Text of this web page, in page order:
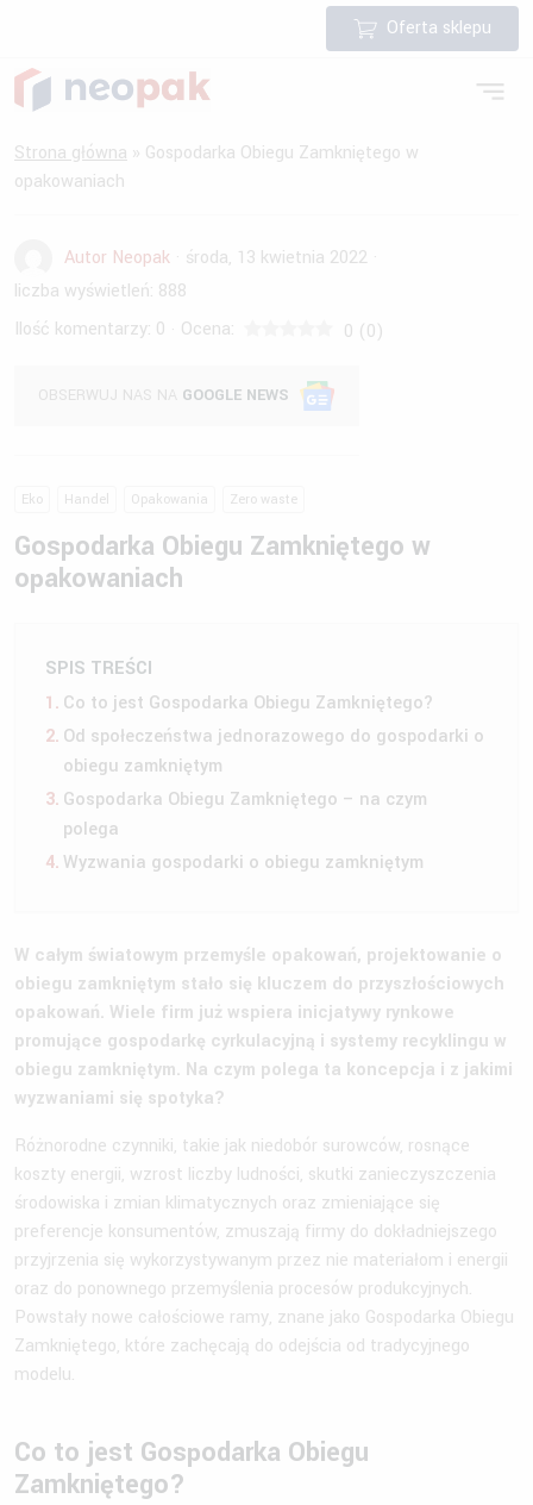
Oferta sklepu
Strona główna » Gospodarka Obiegu Zamkniętego w
opakowaniach
Autor Neopak · środa, 13 kwietnia 2022 ·
liczba wyświetleń: 888
Ilość komentarzy: 0 · Ocena: 0 (0)
OBSERWUJ NAS NA GOOGLE NEWS
Eko Handel Opakowania Zero waste
Gospodarka Obiegu Zamkniętego w
opakowaniach
SPIS TREŚCI
Co to jest Gospodarka Obiegu Zamkniętego?
Od społeczeństwa jednorazowego do gospodarki o
obiegu zamkniętym
Gospodarka Obiegu Zamkniętego – na czym
polega
Wyzwania gospodarki o obiegu zamkniętym
W całym światowym przemyśle opakowań, projektowanie o
obiegu zamkniętym stało się kluczem do przyszłościowych
opakowań. Wiele firm już wspiera inicjatywy rynkowe
promujące gospodarkę cyrkulacyjną i systemy recyklingu w
obiegu zamkniętym. Na czym polega ta koncepcja i z jakimi
wyzwaniami się spotyka?
Różnorodne czynniki, takie jak niedobór surowców, rosnące
koszty energii, wzrost liczby ludności, skutki zanieczyszczenia
środowiska i zmian klimatycznych oraz zmieniające się
preferencje konsumentów, zmuszają firmy do dokładniejszego
przyjrzenia się wykorzystywanym przez nie materiałom i energii
oraz do ponownego przemyślenia procesów produkcyjnych.
Powstały nowe całościowe ramy, znane jako Gospodarka Obiegu
Zamkniętego, które zachęcają do odejścia od tradycyjnego
modelu.
Co to jest Gospodarka Obiegu
Zamkniętego?